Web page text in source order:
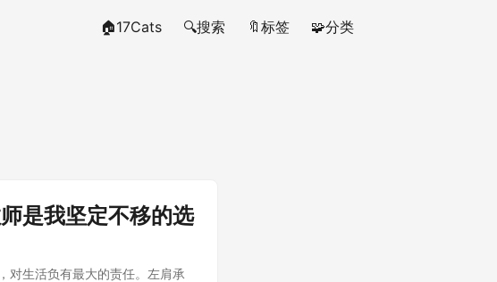
🏠17Cats 🔍搜索 🔖标签 🧩分类
是我坚定不移的选
对生活负有最大的责任。左肩承